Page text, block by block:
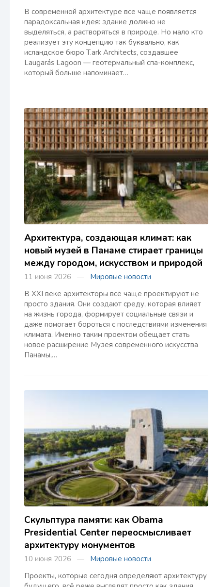
В современной архитектуре всё чаще появляется
парадоксальная идея: здание должно не
выделяться, а растворяться в природе. Но мало кто
реализует эту концепцию так буквально, как
исландское бюро T.ark Architects, создавшее
Laugarás Lagoon — геотермальный спа-комплекс,
который больше напоминает…
Архитектура, создающая климат: как
новый музей в Панаме стирает границы
между городом, искусством и природой
11 июня 2026 — Мировые новости
В XXI веке архитекторы всё чаще проектируют не
просто здания. Они создают среду, которая влияет
на жизнь города, формирует социальные связи и
даже помогает бороться с последствиями изменения
климата. Именно таким проектом обещает стать
новое расширение Музея современного искусства
Панамы,…
Скульптура памяти: как Obama
Presidential Center переосмысливает
архитектуру монументов
10 июня 2026 — Мировые новости
Проекты, которые сегодня определяют архитектуру